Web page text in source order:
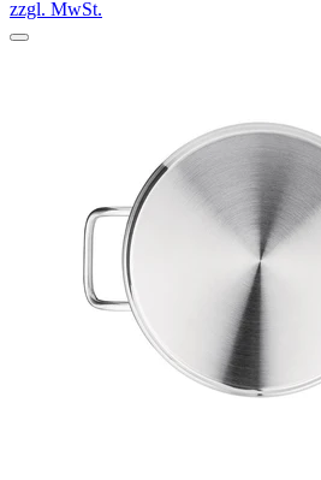
zzgl. MwSt.